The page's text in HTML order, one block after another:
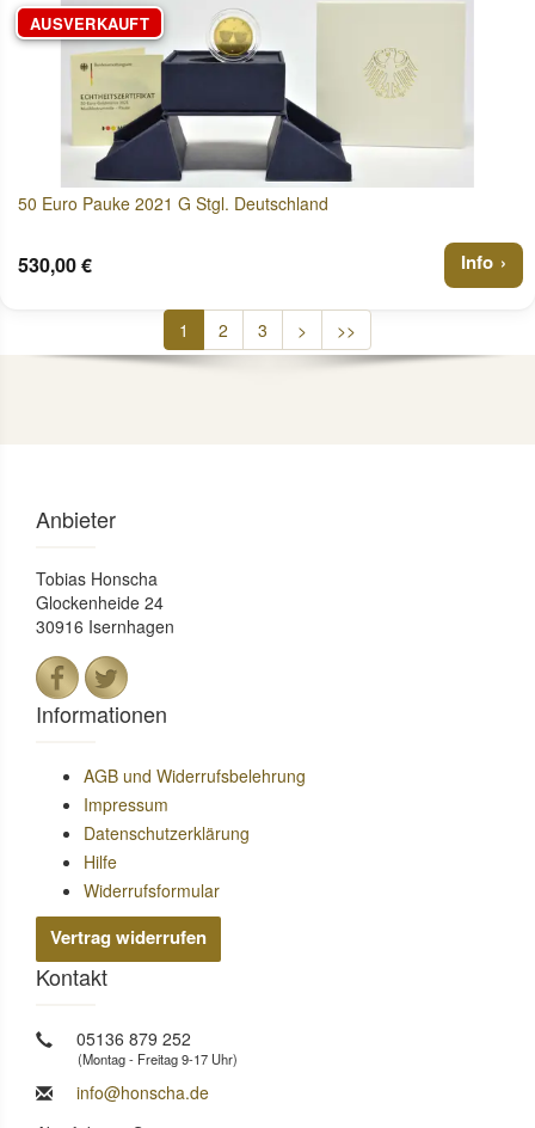
AUSVERKAUFT
50 Euro Pauke 2021 G Stgl. Deutschland
530,00 € Info
1 2 3 > >>
Anbieter
Tobias Honscha
Glockenheide 24
30916 Isernhagen
Informationen
AGB und Widerrufsbelehrung
Impressum
Datenschutzerklärung
Hilfe
Widerrufsformular
Vertrag widerrufen
Kontakt
05136 879 252
(Montag - Freitag 9-17 Uhr)
info@honscha.de